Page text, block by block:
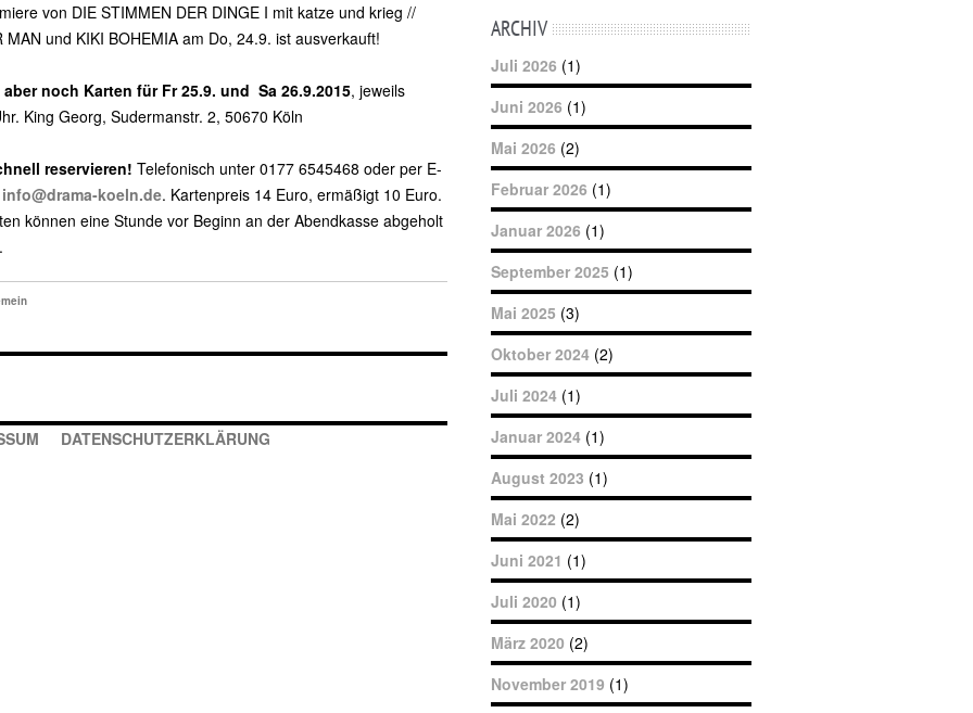
von DIE STIMMEN DER DINGE I mit katze und krieg //
MAN und KIKI BOHEMIA am Do, 24.9. ist ausverkauft!
noch Karten für Fr 25.9. und Sa 26.9.2015, jeweils
King Georg, Sudermanstr. 2, 50670 Köln
reservieren! Telefonisch unter 0177 6545468 oder per E-
info@drama-koeln.de. Kartenpreis 14 Euro, ermäßigt 10 Euro.
können eine Stunde vor Beginn an der Abendkasse abgeholt
ARCHIV
Juli 2026 (1)
Juni 2026 (1)
Mai 2026 (2)
Februar 2026 (1)
Januar 2026 (1)
September 2025 (1)
Mai 2025 (3)
Oktober 2024 (2)
Juli 2024 (1)
Januar 2024 (1)
August 2023 (1)
Mai 2022 (2)
Juni 2021 (1)
Juli 2020 (1)
März 2020 (2)
November 2019 (1)
DATENSCHUTZERKLÄRUNG